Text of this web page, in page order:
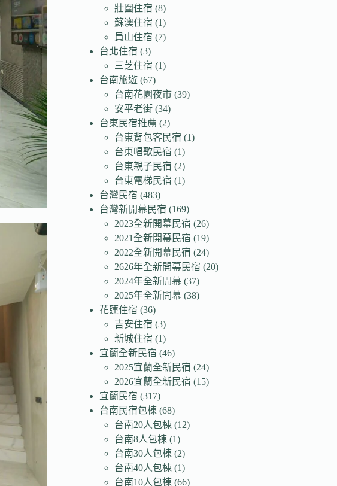
壯圍住宿 (8)
蘇澳住宿 (1)
員山住宿 (7)
台北住宿 (3)
三芝住宿 (1)
台南旅遊 (67)
台南花園夜市 (39)
安平老街 (34)
台東民宿推薦 (2)
台東背包客民宿 (1)
台東唱歌民宿 (1)
台東親子民宿 (2)
台東電梯民宿 (1)
台灣民宿 (483)
台灣新開幕民宿 (169)
2023全新開幕民宿 (26)
2021全新開幕民宿 (19)
2022全新開幕民宿 (24)
2626年全新開幕民宿 (20)
2024年全新開幕 (37)
2025年全新開幕 (38)
花蓮住宿 (36)
吉安住宿 (3)
新城住宿 (1)
宜蘭全新民宿 (46)
2025宜蘭全新民宿 (24)
2026宜蘭全新民宿 (15)
宜蘭民宿 (317)
台南民宿包棟 (68)
台南20人包棟 (12)
台南8人包棟 (1)
台南30人包棟 (2)
台南40人包棟 (1)
台南10人包棟 (66)